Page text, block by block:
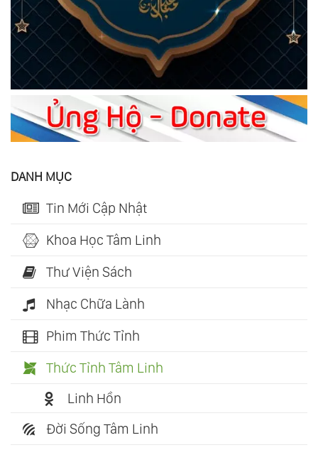
DANH MỤC
Tin Mới Cập Nhật
Khoa Học Tâm Linh
Thư Viện Sách
Nhạc Chữa Lành
Phim Thức Tỉnh
Thức Tỉnh Tâm Linh
Linh Hồn
Đời Sống Tâm Linh